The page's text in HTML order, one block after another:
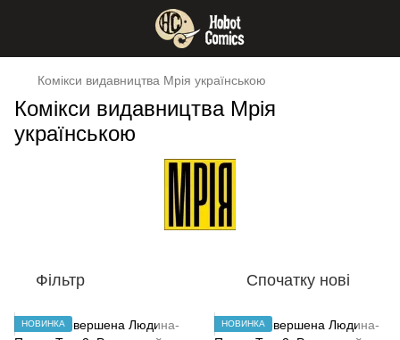
Комікси видавництва Мрія українською
Комікси видавництва Мрія
українською
Фільтр Спочатку нові
НОВИНКА НОВИНКА